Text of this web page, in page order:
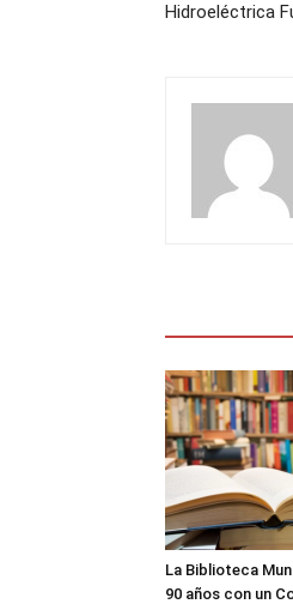
Hidroeléctrica
La Biblioteca
90 años con un